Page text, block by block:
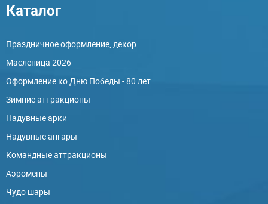
Каталог
Праздничное оформление, декор
Масленица 2026
Оформление ко Дню Победы - 80 лет
Зимние аттракционы
Надувные арки
Надувные ангары
Командные аттракционы
Аэромены
Чудо шары